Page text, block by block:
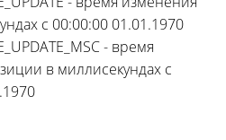
с 00:00:00 01.01.1970
- время
в миллисекундах с